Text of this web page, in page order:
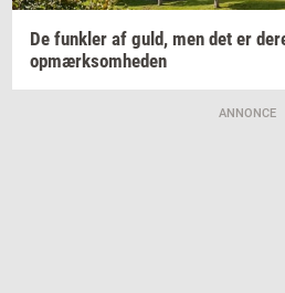
De funk­ler af guld, men det er
op­mærk­som­he­den
ANNONCE